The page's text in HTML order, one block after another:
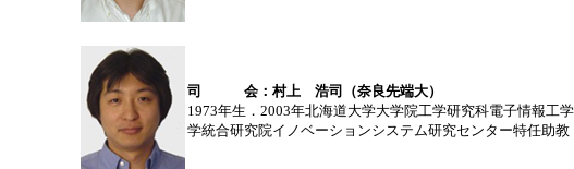
司 会：村上 浩司（奈良先端大）
1973年生．2003年北海道大学大学院工学研究科電子情報工
学統合研究院イノベーションシステム研究センター特任助